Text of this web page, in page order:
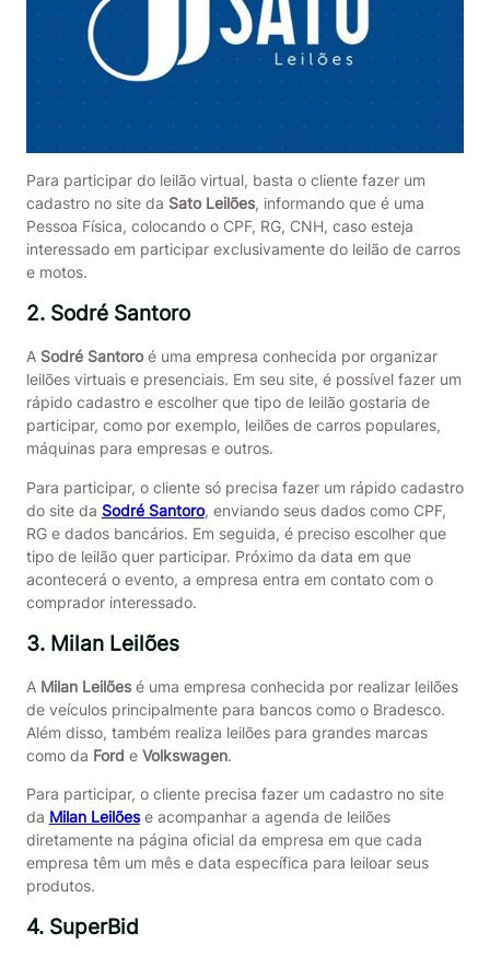
Para participar do leilão virtual, basta o cliente fazer um
cadastro no site da Sato Leilões, informando que é uma
Pessoa Física, colocando o CPF, RG, CNH, caso esteja
interessado em participar exclusivamente do leilão de carros
e motos.
2. Sodré Santoro
A Sodré Santoroé uma empresa conhecida por organizar
leilões virtuais e presenciais. Em seu site, é possível fazer um
rápido cadastro e escolher que tipo de leilão gostaria de
participar, como por exemplo, leilões de carros populares,
máquinas para empresas e outros.
Para participar, o cliente só precisa fazer um rápido cadastro
do site da Sodré Santoro, enviando seus dados como CPF,
RG e dados bancários. Em seguida, é preciso escolher que
tipo de leilão quer participar. Próximo da data em que
acontecerá o evento, a empresa entra em contato com o
comprador interessado.
3. Milan Leilões
A Milan Leilões é uma empresa conhecida por realizar leilões
de veículos principalmente para bancos como o Bradesco.
Além disso, também realiza leilões para grandes marcas
como da Ford e Volkswagen.
Para participar, o cliente precisa fazer um cadastro no site
da Milan Leilõese acompanhar a agenda de leilões
diretamente na página oficial da empresa em que cada
empresa têm um mês e data específica para leiloar seus
produtos.
4. SuperBid